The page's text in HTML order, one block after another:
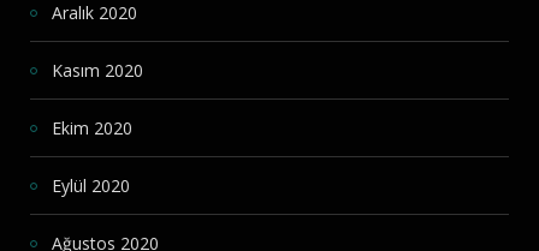
Aralık 2020
Kasım 2020
Ekim 2020
Eylül 2020
Ağustos 2020